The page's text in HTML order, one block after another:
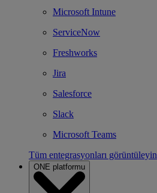
Microsoft Intune
ServiceNow
Freshworks
Jira
Salesforce
Slack
Microsoft Teams
Tüm entegrasyonları görüntüleyin
ONE platformu